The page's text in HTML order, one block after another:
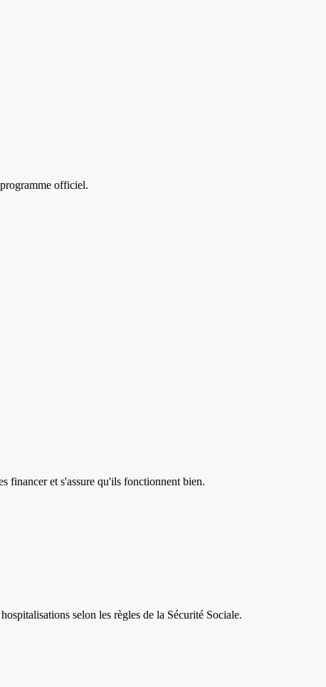
officiel.
financer et s'assure qu'ils fonctionnent bien.
selon les règles de la Sécurité Sociale.